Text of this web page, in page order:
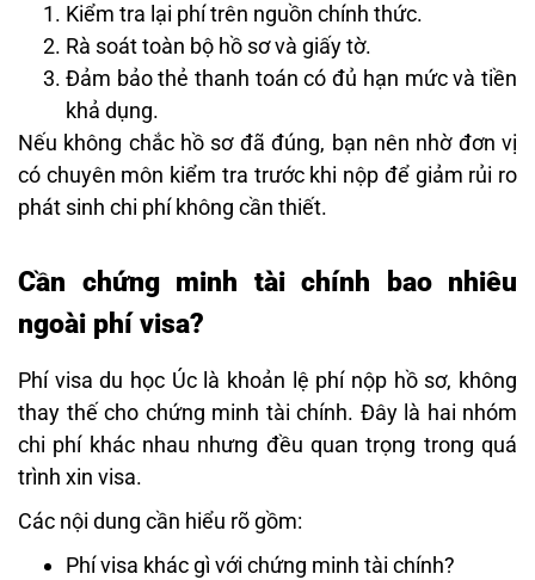
Kiểm tra lại phí trên nguồn chính thức.
Rà soát toàn bộ hồ sơ và giấy tờ.
Đảm bảo thẻ thanh toán có đủ hạn mức và tiền
khả dụng.
Nếu không chắc hồ sơ đã đúng, bạn nên nhờ đơn vị
có chuyên môn kiểm tra trước khi nộp để giảm rủi ro
phát sinh chi phí không cần thiết.
Cần chứng minh tài chính bao nhiêu
ngoài phí visa?
Phí visa du học Úc là khoản lệ phí nộp hồ sơ, không
thay thế cho chứng minh tài chính. Đây là hai nhóm
chi phí khác nhau nhưng đều quan trọng trong quá
trình xin visa.
Các nội dung cần hiểu rõ gồm:
Phí visa khác gì với chứng minh tài chính?